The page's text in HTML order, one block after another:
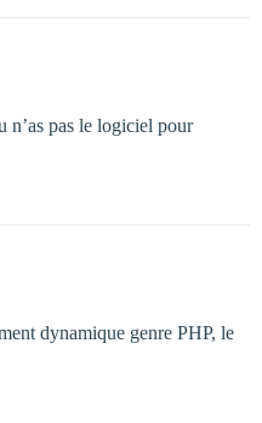
n’as pas le logiciel pour
dynamique genre PHP, le